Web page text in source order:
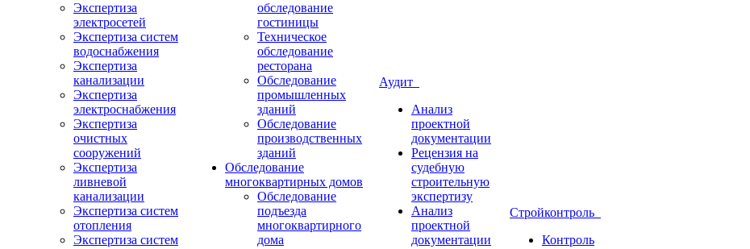
Экспертиза
электросетей
Экспертиза систем
водоснабжения
Экспертиза
канализации
Экспертиза
электроснабжения
Экспертиза
очистных
сооружений
Экспертиза
ливневой
канализации
Экспертиза систем
отопления
Экспертиза систем
обследование
гостиницы
Техническое
обследование
ресторана
Обследование
промышленных
зданий
Обследование
производственных
зданий
Обследование
многоквартирных домов
Обследование
подъезда
многоквартирного
дома
Аудит
Анализ
проектной
документации
Рецензия на
судебную
строительную
экспертизу
Анализ
проектной
документации
Стройконтроль
Контроль